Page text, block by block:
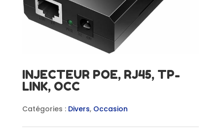
INJECTEUR POE, RJ45, TP-
LINK, OCC
Catégories : Divers, Occasion